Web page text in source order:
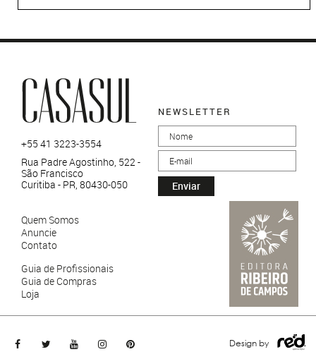
+55 41 3223-3554
Rua Padre Agostinho, 522 -
São Francisco
Curitiba - PR, 80430-050
Quem Somos
Anuncie
Contato
Guia de Profissionais
Guia de Compras
Loja
NEWSLETTER
Enviar
Design by